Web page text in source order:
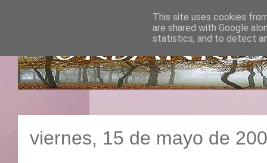
viernes, 15 de mayo de
This site uses cookies
are shared with Google
statistics, and to detect